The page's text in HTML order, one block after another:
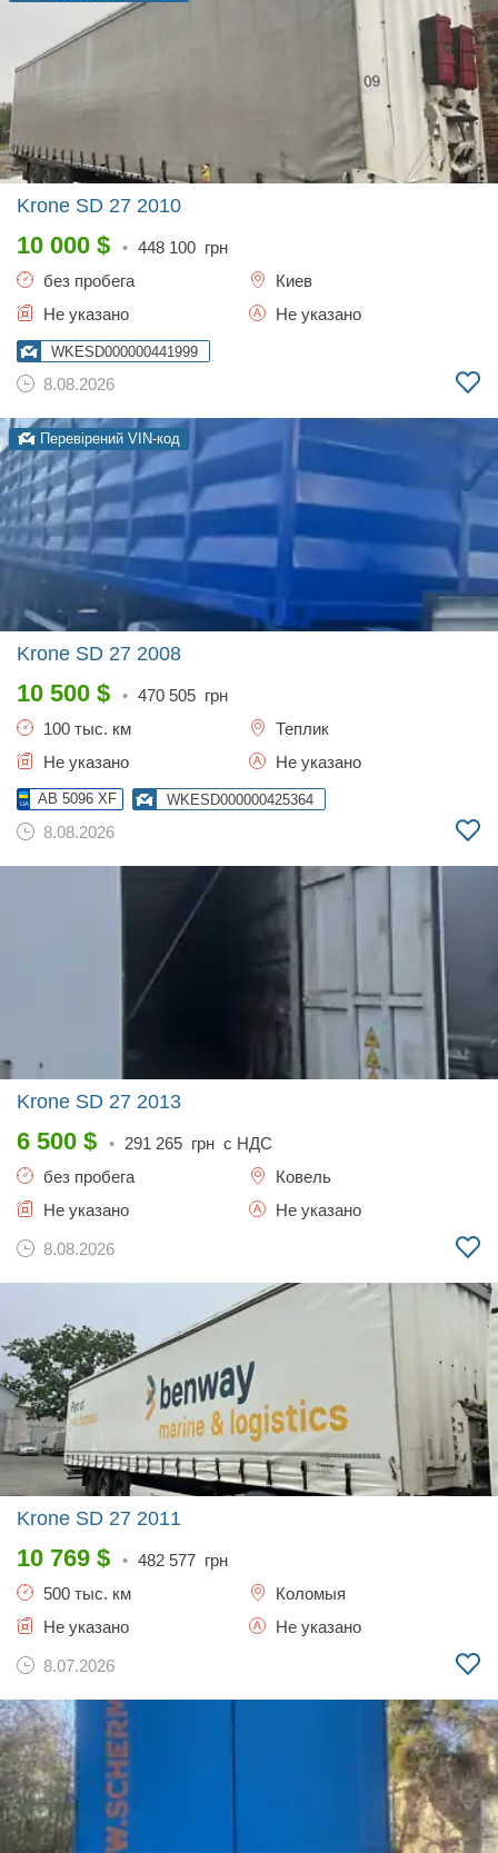
Krone SD 27 2010
10 000 $ • 448 100 грн
без пробега
Киев
Не указано
Не указано
WKESD000000441999
8.08.2026
Перевірений VIN-код
Krone SD 27 2008
10 500 $ • 470 505 грн
100 тыс. км
Теплик
Не указано
Не указано
AB 5096 XF WKESD000000425364
8.08.2026
Krone SD 27 2013
6 500 $ • 291 265 грн с НДС
без пробега
Ковель
Не указано
Не указано
8.08.2026
Krone SD 27 2011
10 769 $ • 482 577 грн
500 тыс. км
Коломыя
Не указано
Не указано
8.07.2026